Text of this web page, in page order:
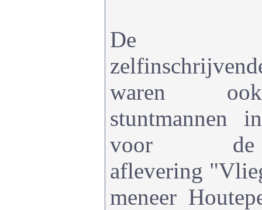
De
waren
stuntmannen
voor de
aflevering
meneer